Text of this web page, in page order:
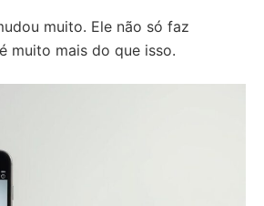
muito. Ele não só faz
muito mais do que isso.